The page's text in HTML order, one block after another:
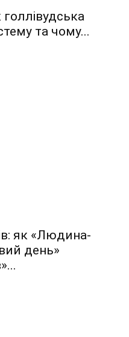
та чому...
як «Людина-
день»